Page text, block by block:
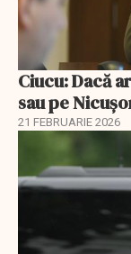
Ciucu: Dacă
sau pe
21 FEBRUARIE 2026